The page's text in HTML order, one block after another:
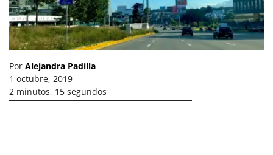
Por Alejandra Padilla
1 octubre, 2019
2 minutos, 15 segundos